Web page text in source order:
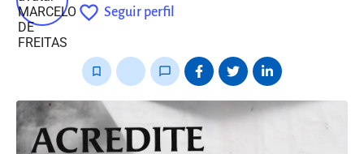
favorite_outline Seguir perfil
fixo
bookmark_border chat_bubble_outline